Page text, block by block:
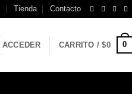
Tienda Contacto
ACCEDER CARRITO /$0 0